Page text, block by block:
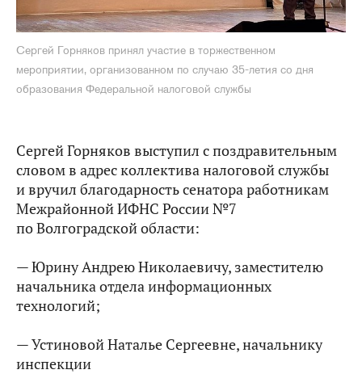
Сергей Горняков принял участие в торжественном
мероприятии, организованном по случаю 35-летия со дня
образования Федеральной налоговой службы
Сергей Горняков выступил с поздравительным
словом в адрес коллектива налоговой службы
и вручил благодарность сенатора работникам
Межрайонной ИФНС России №7
по Волгоградской области:
— Юрину Андрею Николаевичу, заместителю
начальника отдела информационных
технологий;
— Устиновой Наталье Сергеевне, начальнику
инспекции